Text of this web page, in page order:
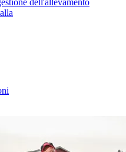
dell'allevamento